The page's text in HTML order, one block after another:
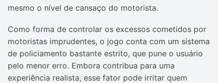
mesmo o nível de cansaço do motorista.
Como forma de controlar os excessos cometidos por
motoristas imprudentes, o jogo conta com um sistema
de policiamento bastante estrito, que pune o usuário
pelo menor erro. Embora contribua para uma
experiência realista, esse fator pode irritar quem